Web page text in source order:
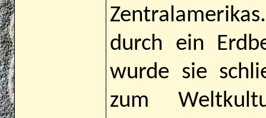
durch ein
wurde sie
zum